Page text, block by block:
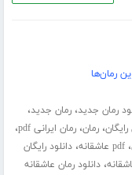
رمان‌ها
رمان جدید،رمان جدید،
رایگان،رمان،رمان ایرانی pdf ،
،pdf عاشقانه ،دانلود رایگان
،دانلود رمان عاشقانه